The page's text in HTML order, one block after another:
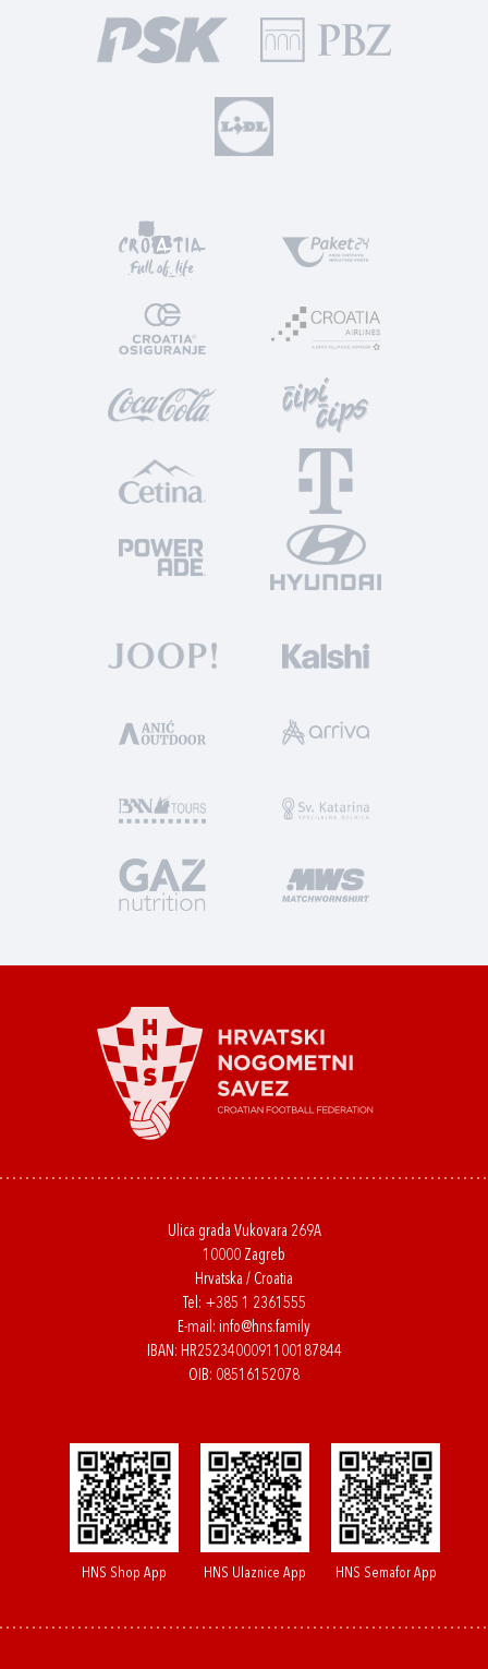
Ulica grada Vukovara 269A
10000 Zagreb
Hrvatska / Croatia
Tel: +385 1 2361555
E-mail: info@hns.family
IBAN: HR2523400091100187844
OIB: 08516152078
HNS Shop App HNS Ulaznice App HNS Semafor App